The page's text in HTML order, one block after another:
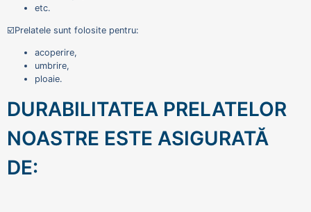
etc.
☑️Prelatele sunt folosite pentru:
acoperire,
umbrire,
ploaie.
DURABILITATEA PRELATELOR
NOASTRE ESTE ASIGURATĂ
DE: